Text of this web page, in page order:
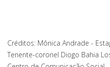
Créditos: Mônica Andrade -
Tenente-coronel Diogo Bahia